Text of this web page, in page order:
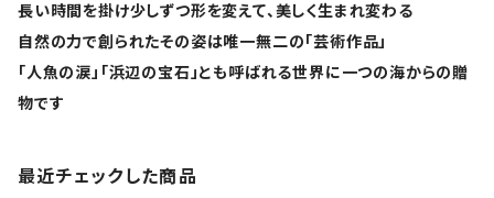
長い時間を掛け少しずつ形を変えて、美しく生まれ変わる
自然の力で創られたその姿は唯一無二の「芸術作品」
「人魚の涙」「浜辺の宝石」とも呼ばれる世界に一つの海からの贈
物です
最近チェックした商品